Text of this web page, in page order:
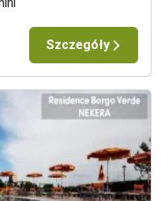
po remoncie
góry
Szczegóły